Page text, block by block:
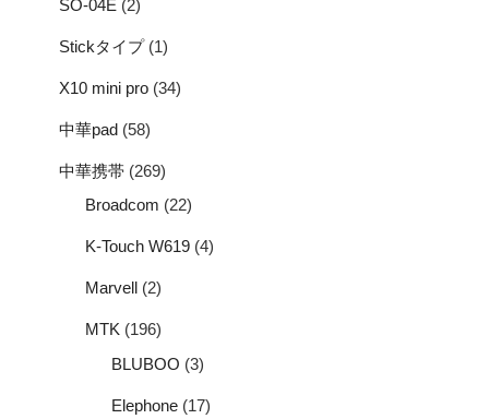
SO-04E (2)
Stickタイプ(1)
X10 mini pro (34)
中華pad (58)
中華携帯 (269)
Broadcom (22)
K-Touch W619 (4)
Marvell (2)
MTK (196)
BLUBOO (3)
Elephone (17)